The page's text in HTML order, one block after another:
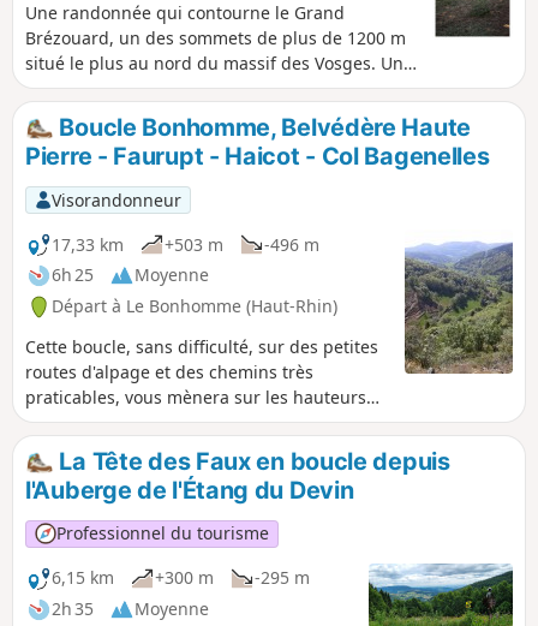
Une randonnée qui contourne le Grand
Brézouard, un des sommets de plus de 1200 m
situé le plus au nord du massif des Vosges. Un
tracé assez exigeant dont le dénivelé principal
se fait dès le départ. Terrains et paysages variés
(sous-bois, crête rocheuse, prairies
d'altitude).Attention : au (6) => Zone de silence
du 01 décembre au 01 juillet a comme principal
objectif le maintien des habitats favorables à la
faune des vieilles forêts. De plus, les conditions
de silence et de tranquillité doivent
impérativement être garanties, notamment en
période hivernale et de reproduction. (INPN -
ZNIEFF). 20/08/2024 : Randonnée modifiée pour
éviter le Grand Brézouard qui a été débalisé
pour renforcer la zone de quiétude.
Boucle Bonhomme, Belvédère Haute
Pierre - Faurupt - Haicot - Col Bagenelles
Visorandonneur
17,33 km
+503 m
-496 m
6h 25
Moyenne
Départ à Le Bonhomme (Haut-Rhin)
Cette boucle, sans difficulté, sur des petites
routes d'alpage et des chemins très
praticables, vous mènera sur les hauteurs
du Bonhomme vers le Col des Bagenelles,
vous offrant de belles cartes postales sur les
alpages vosgiens. Réalisée au mois de mai,
cette balade peut se faire aussi l'été pour
échapper quelque peu à la canicule de la
plaine d'Alsace. Les marquages club
vosgiens sont donnés à titre indicatif, ceux-
ci pouvant être modifiés dans le temps.
La Tête des Faux en boucle depuis
l'Auberge de l'Étang du Devin
Professionnel du tourisme
6,15 km
+300 m
-295 m
2h 35
Moyenne